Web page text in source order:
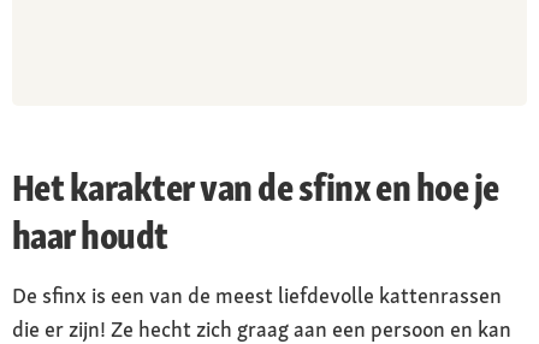
Het karakter van de sfinx en hoe je
haar houdt
De sfinx is een van de meest liefdevolle kattenrassen
die er zijn! Ze hecht zich graag aan een persoon en kan